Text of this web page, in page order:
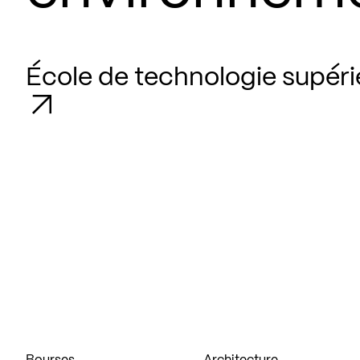
École de technologie